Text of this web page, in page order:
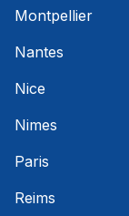
Montpellier
Nantes
Nice
Nimes
Paris
Reims